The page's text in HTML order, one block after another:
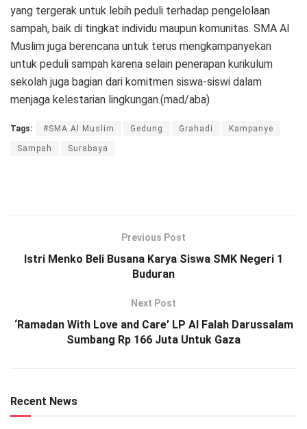
yang tergerak untuk lebih peduli terhadap pengelolaan
sampah, baik di tingkat individu maupun komunitas. SMA Al
Muslim juga berencana untuk terus mengkampanyekan
untuk peduli sampah karena selain penerapan kurikulum
sekolah juga bagian dari komitmen siswa-siswi dalam
menjaga kelestarian lingkungan.(mad/aba)
Tags: #SMA Al Muslim Gedung Grahadi Kampanye
Sampah Surabaya
Previous Post
Istri Menko Beli Busana Karya Siswa SMK Negeri 1
Buduran
Next Post
‘Ramadan With Love and Care’ LP Al Falah Darussalam
Sumbang Rp 166 Juta Untuk Gaza
Recent News